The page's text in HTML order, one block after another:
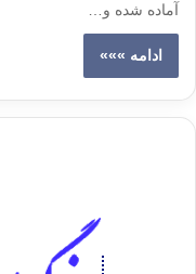
آماده شده و…
ادامه »»»